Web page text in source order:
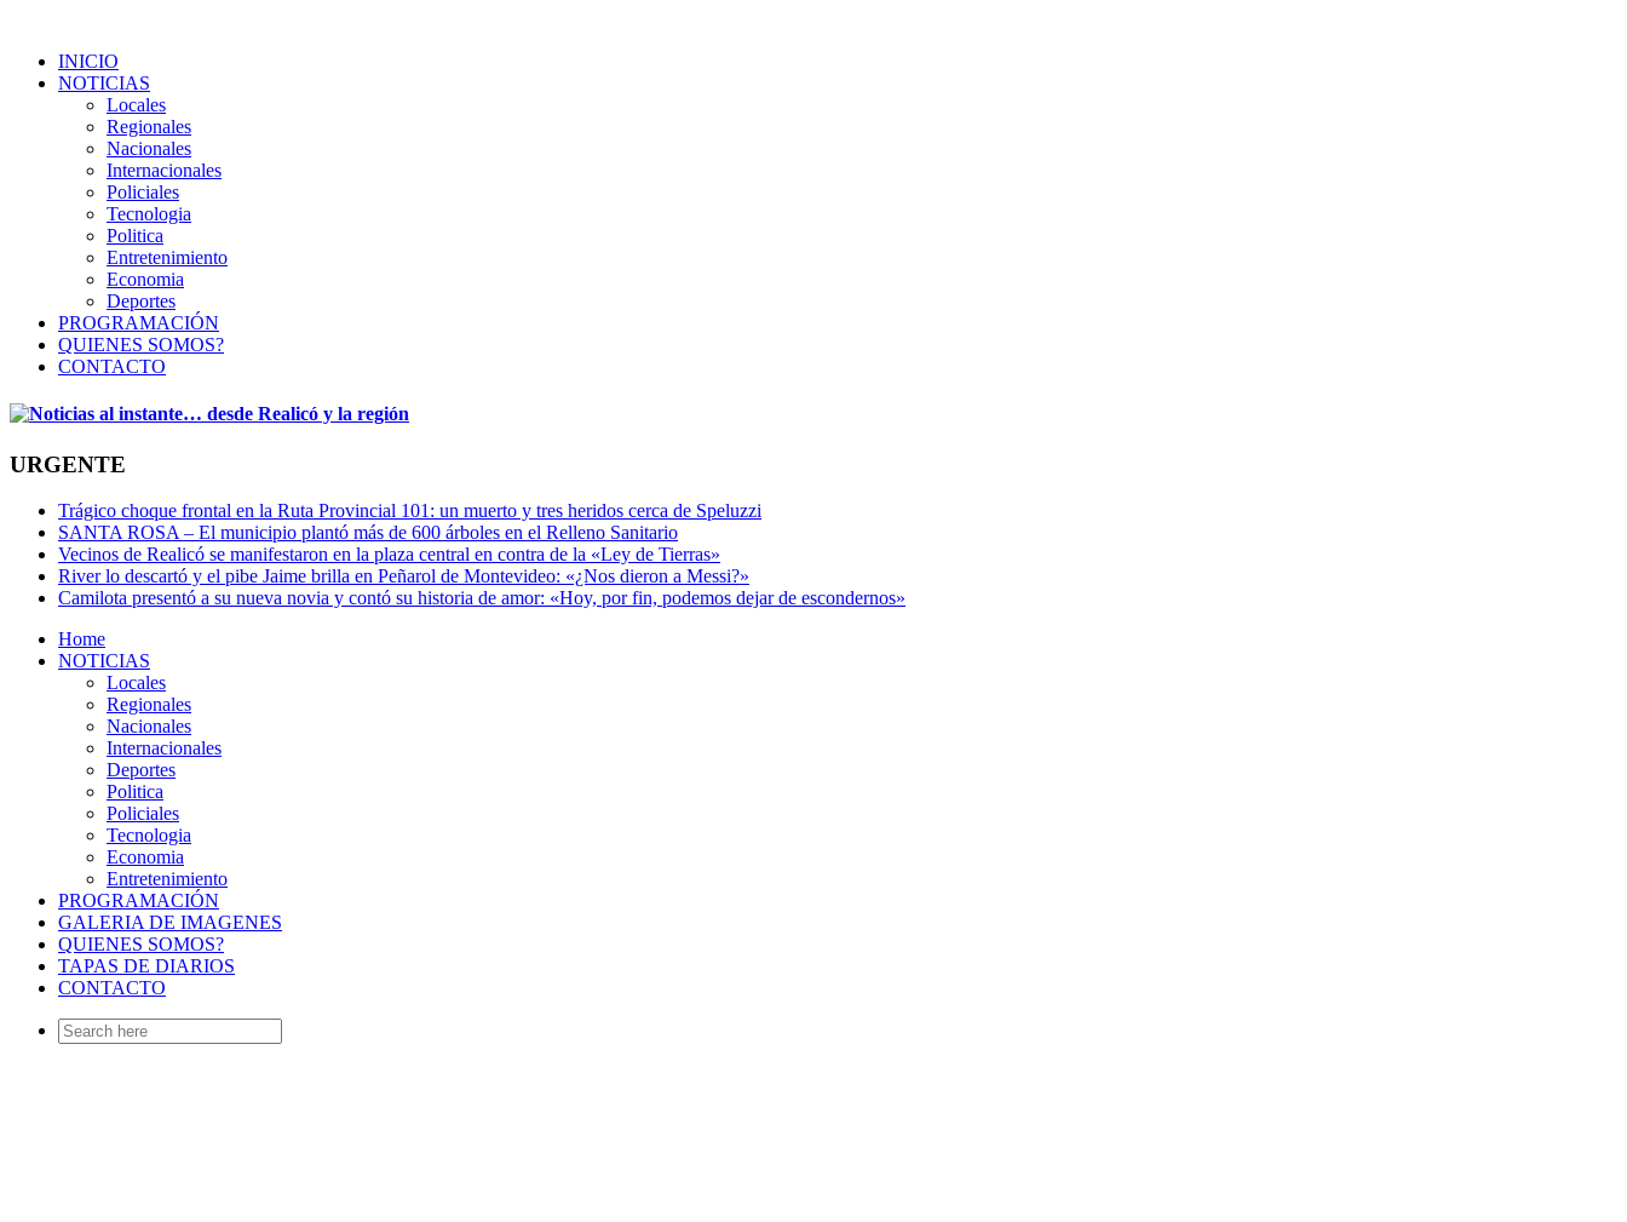
INICIO
NOTICIAS
Locales
Regionales
Nacionales
Internacionales
Policiales
Tecnologia
Politica
Entretenimiento
Economia
Deportes
PROGRAMACIÓN
QUIENES SOMOS?
CONTACTO
URGENTE
Trágico choque frontal en la Ruta Provincial 101: un muerto y tres heridos cerca de Speluzzi
SANTA ROSA – El municipio plantó más de 600 árboles en el Relleno Sanitario
Vecinos de Realicó se manifestaron en la plaza central en contra de la «Ley de Tierras»
River lo descartó y el pibe Jaime brilla en Peñarol de Montevideo: «¿Nos dieron a Messi?»
Camilota presentó a su nueva novia y contó su historia de amor: «Hoy, por fin, podemos dejar de escondernos»
Home
NOTICIAS
Locales
Regionales
Nacionales
Internacionales
Deportes
Politica
Policiales
Tecnologia
Economia
Entretenimiento
PROGRAMACIÓN
GALERIA DE IMAGENES
QUIENES SOMOS?
TAPAS DE DIARIOS
CONTACTO
Search
for: